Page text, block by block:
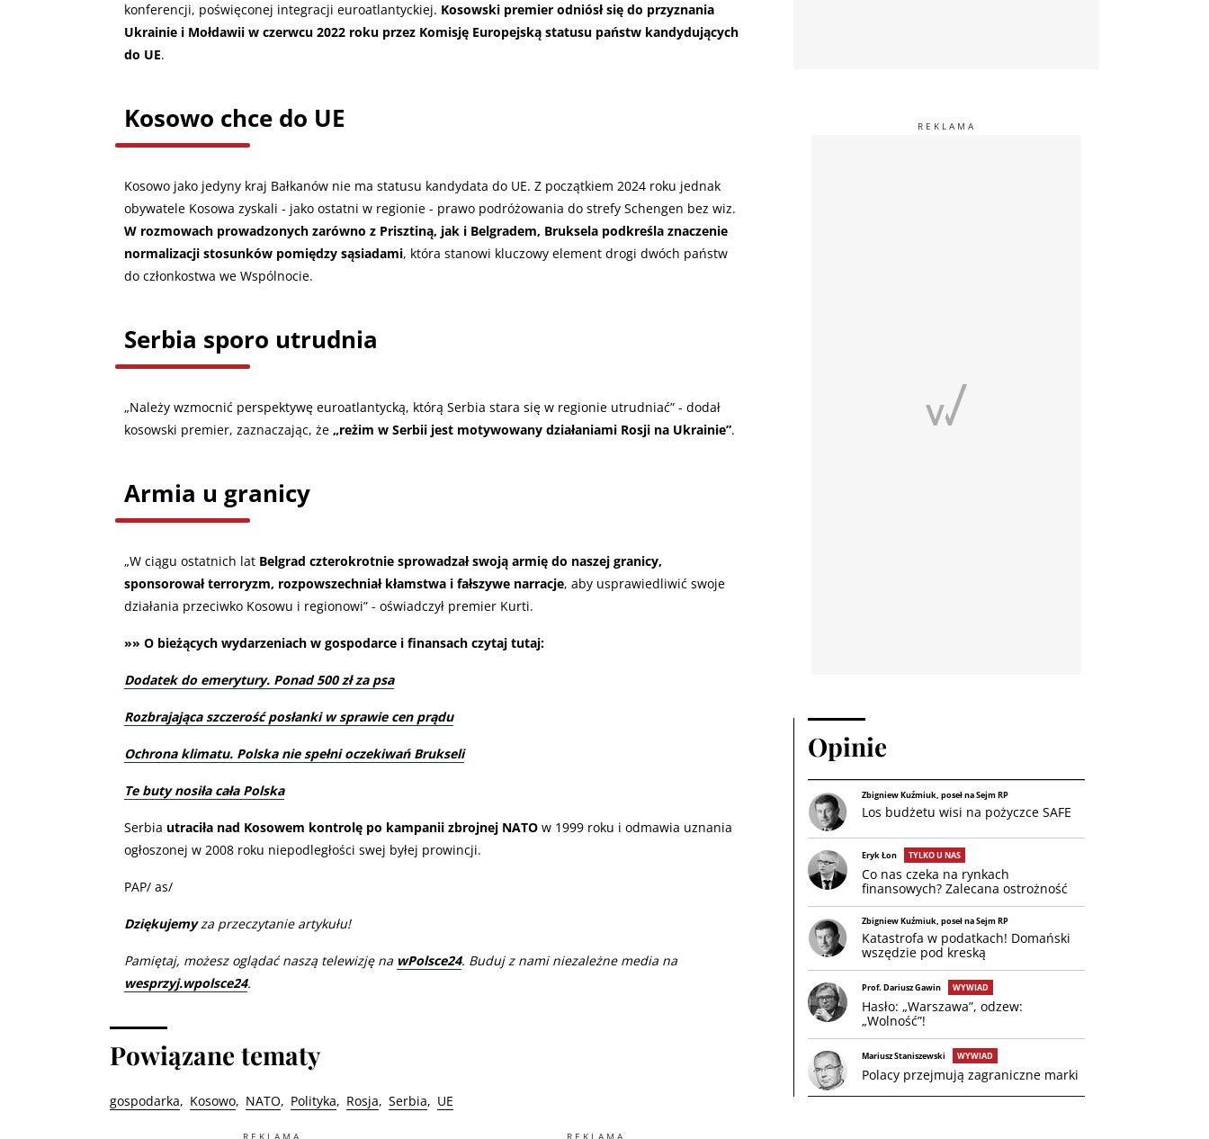
konferencji, poświęconej integracji euroatlantyckiej. Kosowski premier odniósł się do przyznania
Ukrainie i Mołdawii w czerwcu 2022 roku przez Komisję Europejską statusu państw kandydujących
do UE.
Kosowo chce do UE
Kosowo jako jedyny kraj Bałkanów nie ma statusu kandydata do UE. Z początkiem 2024 roku jednak
obywatele Kosowa zyskali - jako ostatni w regionie - prawo podróżowania do strefy Schengen bez wiz.
W rozmowach prowadzonych zarówno z Prisztiną, jak i Belgradem, Bruksela podkreśla znaczenie
normalizacji stosunków pomiędzy sąsiadami, która stanowi kluczowy element drogi dwóch państw
do członkostwa we Wspólnocie.
Serbia sporo utrudnia
„Należy wzmocnić perspektywę euroatlantycką, którą Serbia stara się w regionie utrudniać” - dodał
kosowski premier, zaznaczając, że „reżim w Serbii jest motywowany działaniami Rosji na Ukrainie”.
Armia u granicy
„W ciągu ostatnich lat Belgrad czterokrotnie sprowadzał swoją armię do naszej granicy,
sponsorował terroryzm, rozpowszechniał kłamstwa i fałszywe narracje, aby usprawiedliwić swoje
działania przeciwko Kosowu i regionowi” - oświadczył premier Kurti.
»» O bieżących wydarzeniach w gospodarce i finansach czytaj tutaj:
Dodatek do emerytury. Ponad 500 zł za psa
Rozbrajająca szczerość posłanki w sprawie cen prądu
Ochrona klimatu. Polska nie spełni oczekiwań Brukseli
Te buty nosiła cała Polska
Serbia utraciła nad Kosowem kontrolę po kampanii zbrojnej NATO w 1999 roku i odmawia uznania
ogłoszonej w 2008 roku niepodległości swej byłej prowincji.
PAP/ as/
Dziękujemyza przeczytanie artykułu!
Pamiętaj, możesz oglądać naszą telewizję na wPolsce24. Buduj z nami niezależne media na
wesprzyj.wpolsce24.
Powiązane tematy
gospodarka Kosowo NATO Polityka Rosja Serbia UE
Opinie
Zbigniew Kuźmiuk, poseł na Sejm RP
Los budżetu wisi na pożyczce SAFE
Eryk Łon TYLKO U NAS
Co nas czeka na rynkach
finansowych? Zalecana ostrożność
Zbigniew Kuźmiuk, poseł na Sejm RP
Katastrofa w podatkach! Domański
wszędzie pod kreską
Prof. Dariusz Gawin WYWIAD
Hasło: „Warszawa”, odzew:
„Wolność”!
Mariusz Staniszewski WYWIAD
Polacy przejmują zagraniczne marki